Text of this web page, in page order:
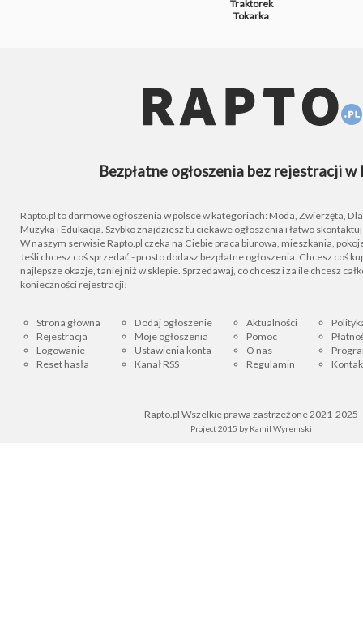
Traktorek
Tokarka
Bezpłatne ogłoszenia bez rejestracji w
Rapto.pl to darmowe ogłoszenia w polsce w kategoriach: Moda, Zwierzęta, Dla
Muzyka i Edukacja. Szybko znajdziesz tu ciekawe ogłoszenia i łatwo
W naszym serwisie Rapto.pl czeka na Ciebie praca biurowa, mieszkania,
Jeśli chcesz coś sprzedać - prosto dodasz bezpłatne ogłoszenia. Chcesz coś
najlepsze okazje, taniej niż w sklepie. Sprzedawaj, co chcesz i za ile chcesz
konieczności rejestracji!
Strona główna
Rejestracja
Logowanie
Reset hasła
Dodaj ogłoszenie
Moje ogłoszenia
Ustawienia konta
Kanał RSS
Aktualności
Pomoc
O nas
Regulamin
Rapto.pl Wszelkie prawa zastrzeżone 2021-2025
Project 2015 by Kamil Wyremski